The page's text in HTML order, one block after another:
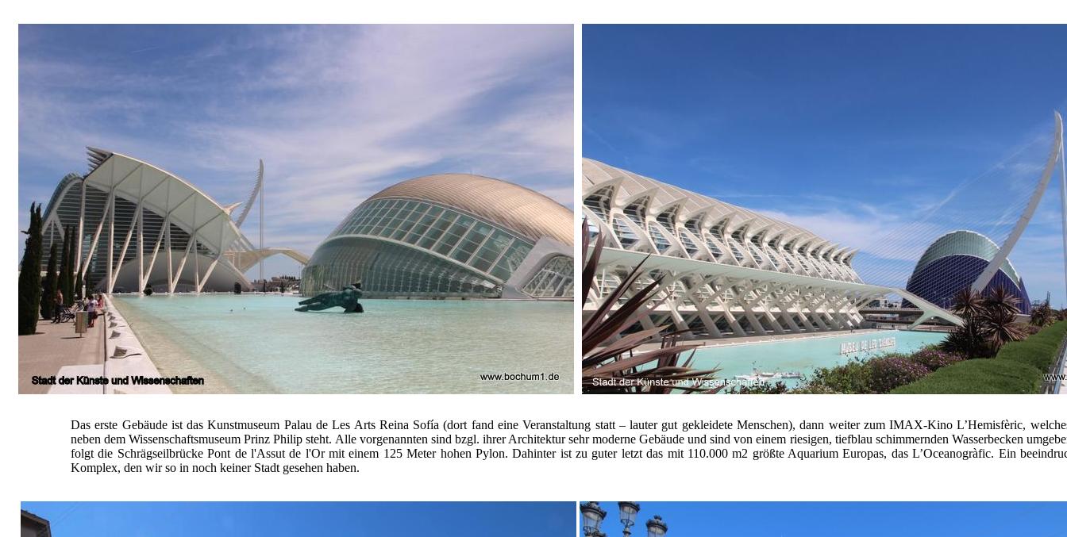
Das erste Gebäude ist das Kunstmuseum Palau de Les Arts Reina Sofía (dort fand eine Veranstaltung statt – lauter gut gekleidete Menschen), dann weiter zum IMAX-Kino L’Hemisfèric,
neben dem Wissenschaftsmuseum Prinz Philip steht. Alle vorgenannten sind bzgl. ihrer Architektur sehr moderne Gebäude und sind von einem riesigen, tiefblau schimmernden Wasserbecken
folgt die Schrägseilbrücke Pont de l'Assut de l'Or mit einem 125 Meter hohen Pylon. Dahinter ist zu guter letzt das mit 110.000 m2 größte Aquarium Europas, das L’Oceanogràfic. Ein
Komplex, den wir so in noch keiner Stadt gesehen haben.